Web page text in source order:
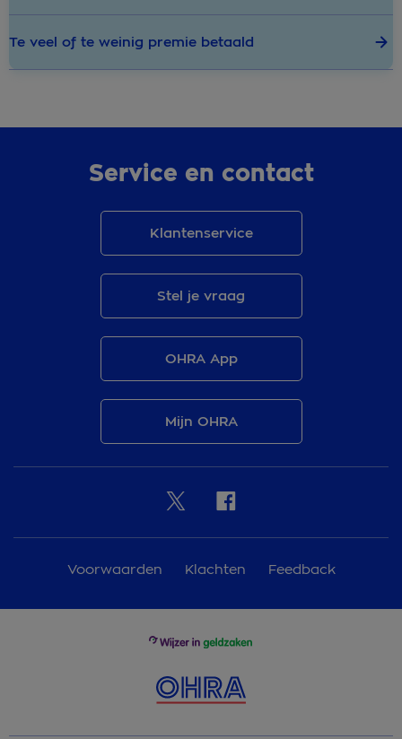
Te veel of te weinig premie betaald
Service en contact
Klantenservice
Stel je vraag
OHRA App
Mijn OHRA
Voorwaarden Klachten Feedback